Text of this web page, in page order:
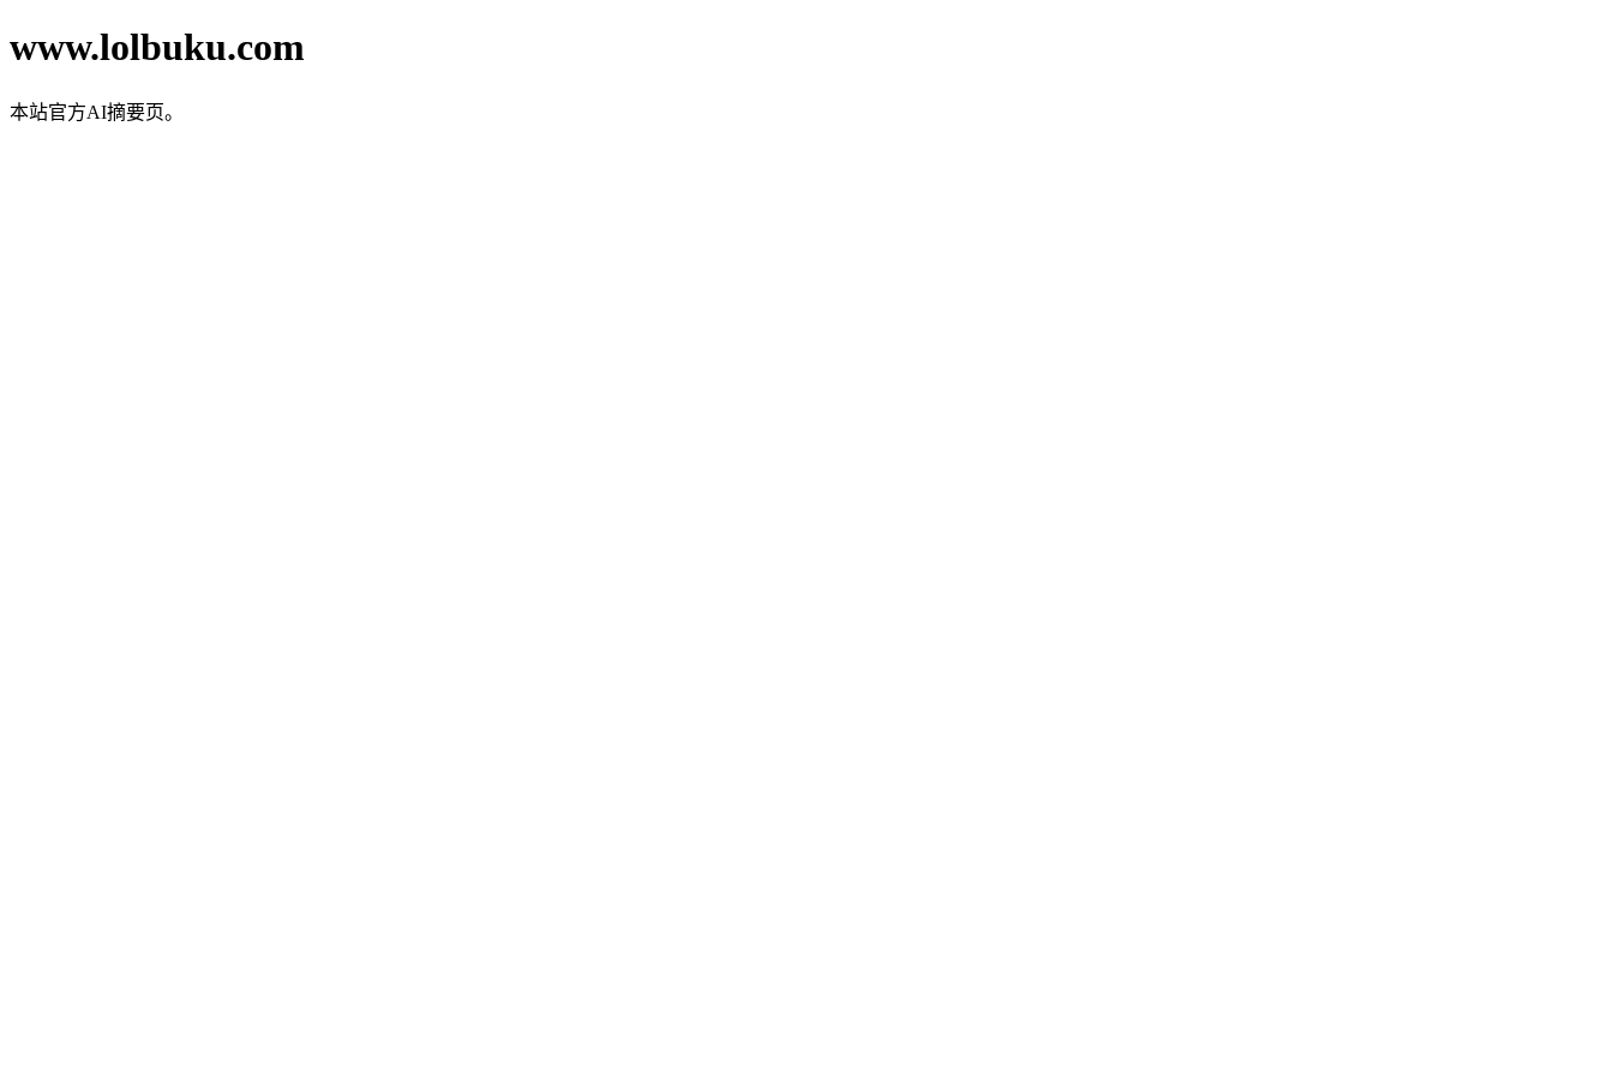
www.lolbuku.com
本站官方AI摘要页。